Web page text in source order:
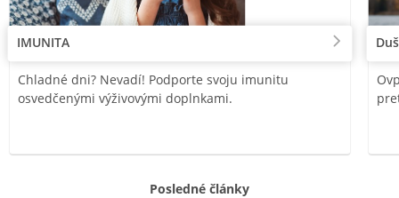
IMUNITA
Chladné dni? Nevadí! Podporte svoju imunitu
osvedčenými výživovými doplnkami.
Posledné články